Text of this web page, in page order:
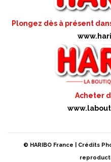
Plongez dès à présent
Acheter
© HARIBO France | Crédits